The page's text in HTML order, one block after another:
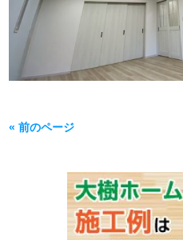
« 前のページ